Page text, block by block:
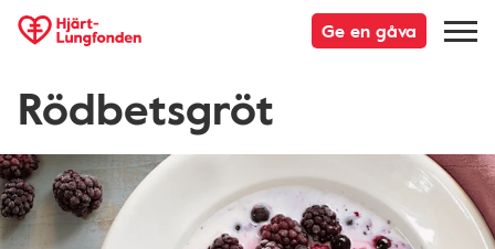
Ge en gåva
Rödbetsgröt